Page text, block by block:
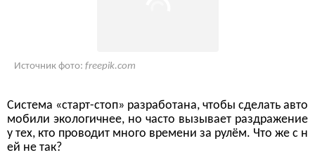
Источник фото: freepik.com
Система «старт-стоп» разработана, чтобы сделать авто
мобили экологичнее, но часто вызывает раздражение
у тех, кто проводит много времени за рулём. Что же с н
ей не так?